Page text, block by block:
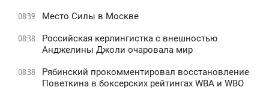
08:39 Место Силы в Москве
08:38
Российская керлингистка с внешностью
Анджелины Джоли очаровала мир
08:38
Рябинский прокомментировал восстановление
Поветкина в боксерских рейтингах WBA и WBO